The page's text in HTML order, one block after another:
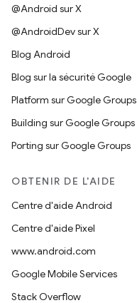
@Android sur X
@AndroidDev sur X
Blog Android
Blog sur la sécurité Google
Platform sur Google Groups
Building sur Google Groups
Porting sur Google Groups
OBTENIR DE L'AIDE
Centre d'aide Android
Centre d'aide Pixel
www.android.com
Google Mobile Services
Stack Overflow